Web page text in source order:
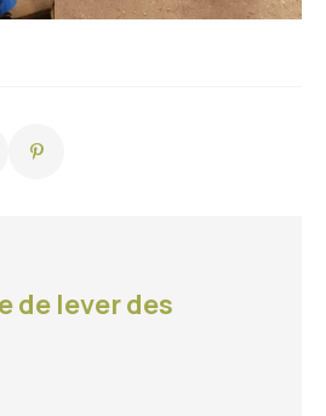
de lever des